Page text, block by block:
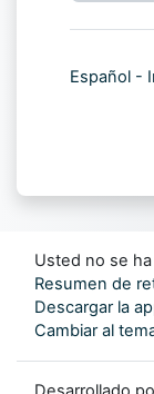
Español -
Usted no se
Resumen de
Descargar la
Cambiar al